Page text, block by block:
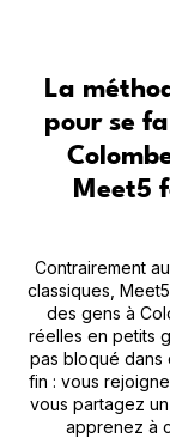
La
pour se
Meet5
Contrairement
classiques,
des gens à
réelles en petits
pas bloqué dans
fin : vous
vous partagez
apprenez à